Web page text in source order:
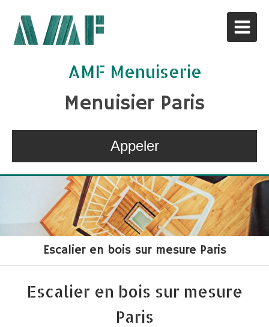
AMF Menuiserie
Menuisier Paris
Appeler
Escalier en bois sur mesure Paris
Escalier en bois sur mesure
Paris